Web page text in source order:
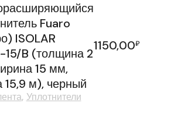
Fuaro
ISOLAR
B (толщина 2
15 мм,
15,9 м), черный
1150,00₽
Уплотнители